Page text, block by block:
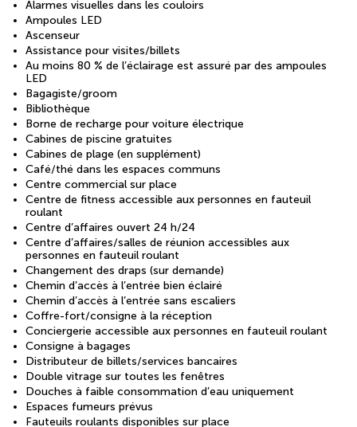
Alarmes visuelles dans les couloirs
Ampoules LED
Ascenseur
Assistance pour visites/billets
Au moins 80 % de l’éclairage est assuré par des ampoules
LED
Bagagiste/groom
Bibliothèque
Borne de recharge pour voiture électrique
Cabines de piscine gratuites
Cabines de plage (en supplément)
Café/thé dans les espaces communs
Centre commercial sur place
Centre de fitness accessible aux personnes en fauteuil
roulant
Centre d’affaires ouvert 24 h/24
Centre d’affaires/salles de réunion accessibles aux
personnes en fauteuil roulant
Changement des draps (sur demande)
Chemin d’accès à l’entrée bien éclairé
Chemin d’accès à l’entrée sans escaliers
Coffre-fort/consigne à la réception
Conciergerie accessible aux personnes en fauteuil roulant
Consigne à bagages
Distributeur de billets/services bancaires
Double vitrage sur toutes les fenêtres
Douches à faible consommation d’eau uniquement
Espaces fumeurs prévus
Fauteuils roulants disponibles sur place